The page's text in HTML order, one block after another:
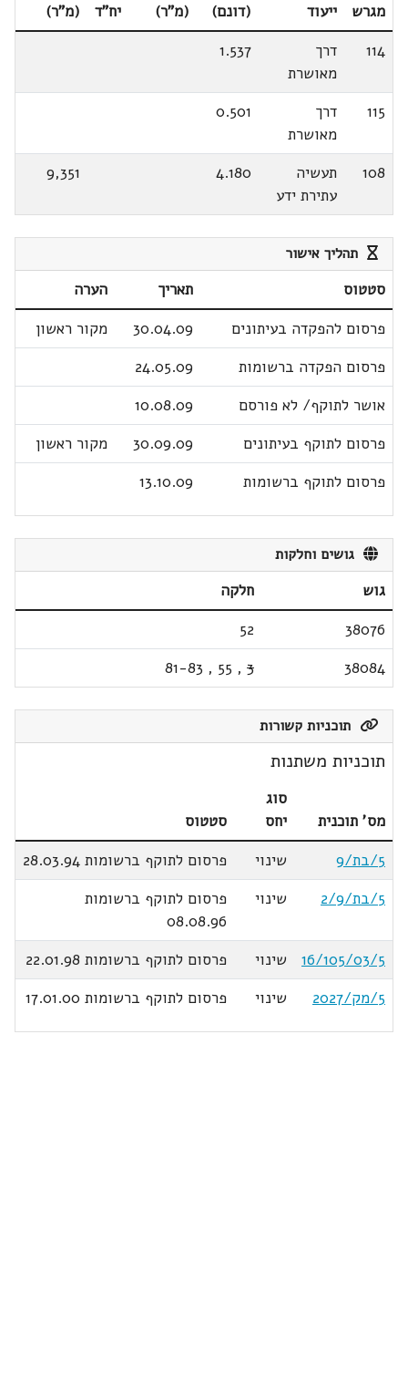
מגרש ייעוד
(דונם)
(מ"ר)
יח"ד
(מ"ר)
114
דרך
מאושרת
1.537
115
דרך
מאושרת
0.501
108
תעשיה
עתירת ידע
4.180
9,351
תהליך אישור
סטטוס תאריך
הערה
פרסום להפקדה בעיתונים
30.04.09
מקור ראשון
פרסום הפקדה ברשומות
24.05.09
אושר לתוקף/ לא פורסם
10.08.09
פרסום לתוקף בעיתונים
30.09.09
מקור ראשון
פרסום לתוקף ברשומות
13.10.09
גושים וחלקות
גוש
חלקה
38076
52
38084
3
,
55
,
81-83
תוכניות קשורות
תוכניות משתנות
מס' תוכנית
סוג
יחס
סטטוס
5/בת/9
שינוי
פרסום לתוקף ברשומות 28.03.94
5/בת/2/9
שינוי
פרסום לתוקף ברשומות
08.08.96
16/105/03/5
שינוי
פרסום לתוקף ברשומות 22.01.98
5/מק/2027
שינוי פרסום לתוקף ברשומות 17.01.00